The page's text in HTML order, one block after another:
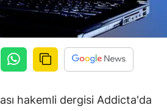
hakemli dergisi Addicta'da